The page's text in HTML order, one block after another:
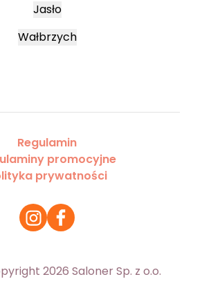
Jasło
Wałbrzych
Regulamin
promocyjne
prywatności
2026 Saloner Sp. z o.o.